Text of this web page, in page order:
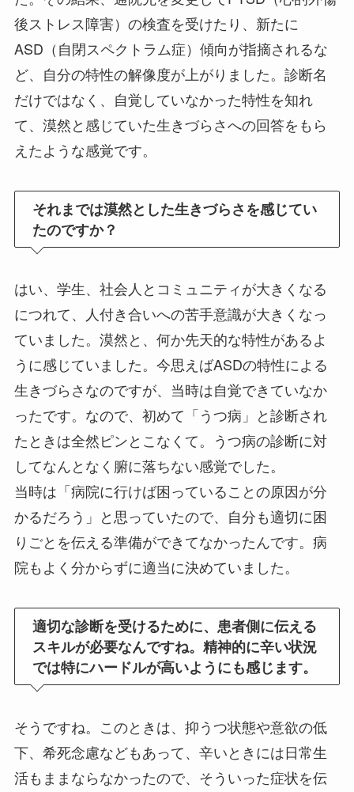
後ストレス障害）の検査を受けたり、新たに
ASD（自閉スペクトラム症）傾向が指摘されるな
ど、自分の特性の解像度が上がりました。診断名
だけではなく、自覚していなかった特性を知れ
て、漠然と感じていた生きづらさへの回答をもら
えたような感覚です。
それまでは漠然とした生きづらさを感じてい
たのですか？
はい、学生、社会人とコミュニティが大きくなる
につれて、人付き合いへの苦手意識が大きくなっ
ていました。漠然と、何か先天的な特性があるよ
うに感じていました。今思えばASDの特性による
生きづらさなのですが、当時は自覚できていなか
ったです。なので、初めて「うつ病」と診断され
たときは全然ピンとこなくて。うつ病の診断に対
してなんとなく腑に落ちない感覚でした。
当時は「病院に行けば困っていることの原因が分
かるだろう」と思っていたので、自分も適切に困
りごとを伝える準備ができてなかったんです。病
院もよく分からずに適当に決めていました。
適切な診断を受けるために、患者側に伝える
スキルが必要なんですね。精神的に辛い状況
では特にハードルが高いようにも感じます。
そうですね。このときは、抑うつ状態や意欲の低
下、希死念慮などもあって、辛いときには日常生
活もままならなかったので、そういった症状を伝